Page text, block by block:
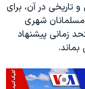
تاریخی در آن، برای
شهری
زمانی پیشنهاد